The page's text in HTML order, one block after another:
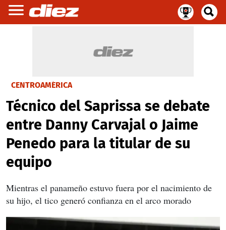
CENTROAMÉRICA
Técnico del Saprissa se debate
entre Danny Carvajal o Jaime
Penedo para la titular de su
equipo
Mientras el panameño estuvo fuera por el nacimiento de
su hijo, el tico generó confianza en el arco morado